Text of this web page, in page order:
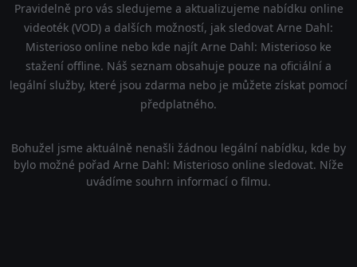
Pravidelně pro vás sledujeme a aktualizujeme nabídku online
videoték (VOD) a dalších možností, jak sledovat Arne Dahl:
Misterioso online nebo kde najít Arne Dahl: Misterioso ke
stažení offline. Náš seznam obsahuje pouze na oficiální a
legální služby, které jsou zdarma nebo je můžete získat pomocí
předplatného.
Bohužel jsme aktuálně nenašli žádnou legální nabídku, kde by
bylo možné pořad Arne Dahl: Misterioso online sledovat. Níže
uvádíme souhrn informací o filmu.